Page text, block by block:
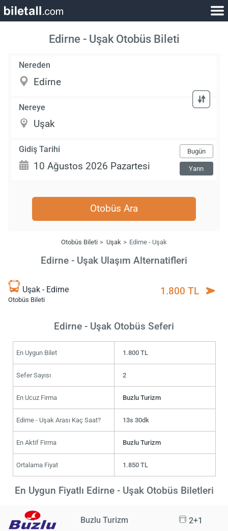
Edirne - Uşak Otobüs Bileti
Nereden
Nereye
Gidiş Tarihi Bugün
Yarın
Otobüs Ara
Otobüs Bileti Uşak Edirne - Uşak
Edirne - Uşak Ulaşım Alternatifleri
Uşak - Edirne
Otobüs Bileti
1.800 TL
Edirne - Uşak Otobüs Seferi
En Uygun Bilet 1.800 TL
Sefer Sayısı 2
En Ucuz Firma Buzlu Turizm
Edirne - Uşak Arası Kaç Saat? 13s 30dk
En Aktif Firma Buzlu Turizm
Ortalama Fiyat 1.850 TL
En Uygun Fiyatlı Edirne - Uşak Otobüs Biletleri
Buzlu Turizm 2+1